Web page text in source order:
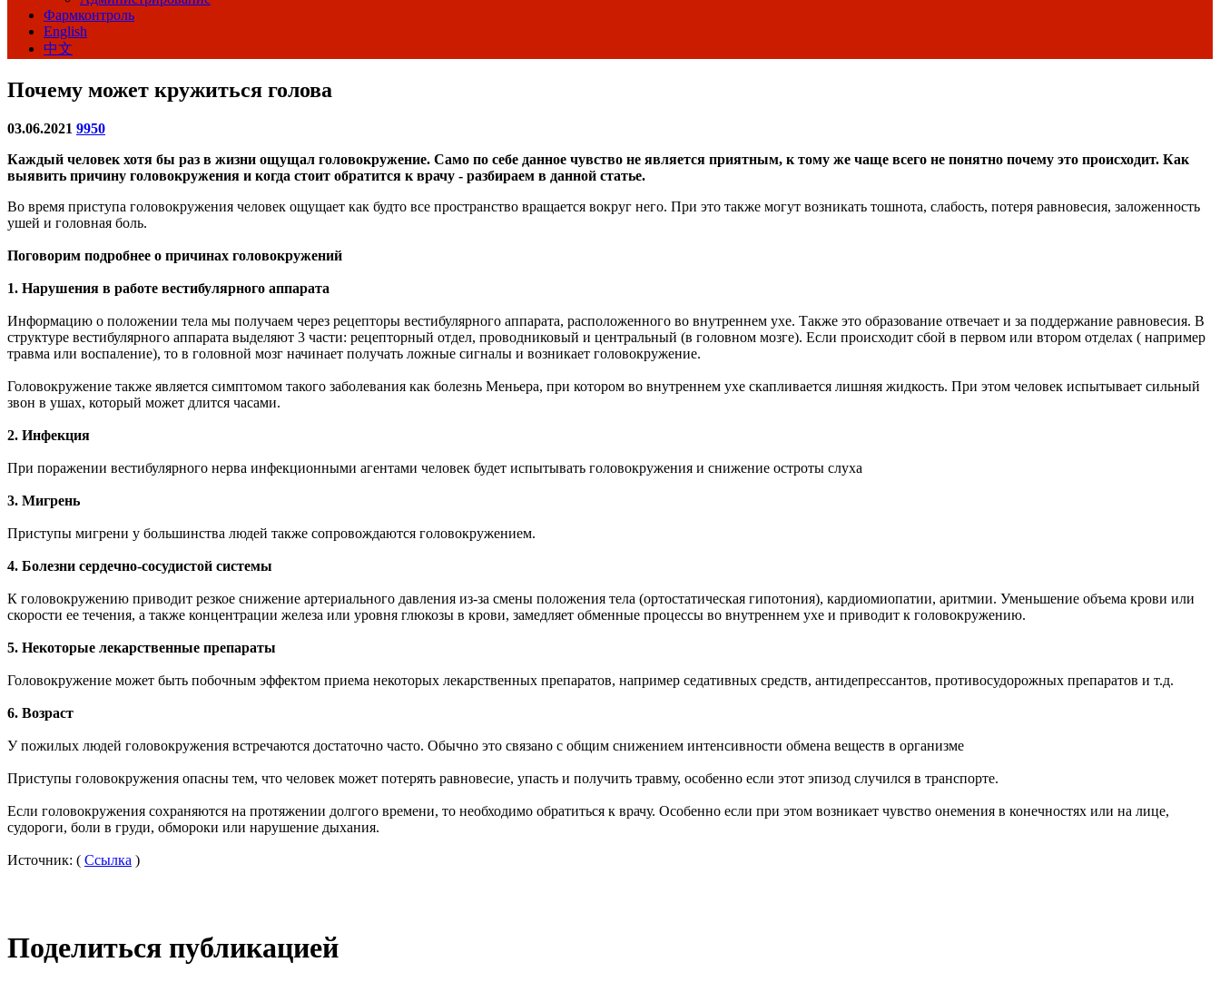
Фармконтроль
English
中文
Почему может кружиться голова
03.06.2021 9950
Каждый человек хотя бы раз в жизни ощущал головокружение. Само по себе данное чувство не является приятным, к тому же чаще всего не понятно почему это происходит. Как
выявить причину головокружения и когда стоит обратится к врачу - разбираем в данной статье.
Во время приступа головокружения человек ощущает как будто все пространство вращается вокруг него. При это также могут возникать тошнота, слабость, потеря равновесия, заложенность
ушей и головная боль.
Поговорим подробнее о причинах головокружений
1. Нарушения в работе вестибулярного аппарата
Информацию о положении тела мы получаем через рецепторы вестибулярного аппарата, расположенного во внутреннем ухе. Также это образование отвечает и за поддержание равновесия. В
структуре вестибулярного аппарата выделяют 3 части: рецепторный отдел, проводниковый и центральный (в головном мозге). Если происходит сбой в первом или втором отделах ( например
травма или воспаление), то в головной мозг начинает получать ложные сигналы и возникает головокружение.
Головокружение также является симптомом такого заболевания как болезнь Меньера, при котором во внутреннем ухе скапливается лишняя жидкость. При этом человек испытывает сильный
звон в ушах, который может длится часами.
2. Инфекция
При поражении вестибулярного нерва инфекционными агентами человек будет испытывать головокружения и снижение остроты слуха
3. Мигрень
Приступы мигрени у большинства людей также сопровождаются головокружением.
4. Болезни сердечно-сосудистой системы
К головокружению приводит резкое снижение артериального давления из-за смены положения тела (ортостатическая гипотония), кардиомиопатии, аритмии. Уменьшение объема крови или
скорости ее течения, а также концентрации железа или уровня глюкозы в крови, замедляет обменные процессы во внутреннем ухе и приводит к головокружению.
5. Некоторые лекарственные препараты
Головокружение может быть побочным эффектом приема некоторых лекарственных препаратов, например седативных средств, антидепрессантов, противосудорожных препаратов и т.д.
6. Возраст
У пожилых людей головокружения встречаются достаточно часто. Обычно это связано с общим снижением интенсивности обмена веществ в организме
Приступы головокружения опасны тем, что человек может потерять равновесие, упасть и получить травму, особенно если этот эпизод случился в транспорте.
Если головокружения сохраняются на протяжении долгого времени, то необходимо обратиться к врачу. Особенно если при этом возникает чувство онемения в конечностях или на лице,
судороги, боли в груди, обмороки или нарушение дыхания.
Источник: ( Ссылка )
Поделиться публикацией